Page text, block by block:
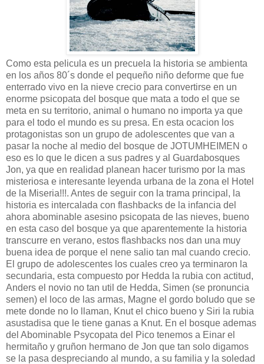
Como esta pelicula es un precuela la historia se ambienta
en los años 80´s donde el pequeño niño deforme que fue
enterrado vivo en la nieve crecio para convertirse en un
enorme psicopata del bosque que mata a todo el que se
meta en su territorio, animal o humano no importa ya que
para el todo el mundo es su presa. En esta ocacion los
protagonistas son un grupo de adolescentes que van a
pasar la noche al medio del bosque de JOTUMHEIMEN o
eso es lo que le dicen a sus padres y al Guardabosques
Jon, ya que en realidad planean hacer turismo por la mas
misteriosa e interesante leyenda urbana de la zona el Hotel
de la Miseria!!!. Antes de seguir con la trama principal, la
historia es intercalada con flashbacks de la infancia del
ahora abominable asesino psicopata de las nieves, bueno
en esta caso del bosque ya que aparentemente la historia
transcurre en verano, estos flashbacks nos dan una muy
buena idea de porque el nene salio tan mal cuando crecio.
El grupo de adolescentes los cuales creo ya terminaron la
secundaria, esta compuesto por Hedda la rubia con actitud,
Anders el novio no tan util de Hedda, Simen (se pronuncia
semen) el loco de las armas, Magne el gordo boludo que se
mete donde no lo llaman, Knut el chico bueno y Siri la rubia
asustadisa que le tiene ganas a Knut. En el bosque ademas
del Abominable Psycopata del Pico tenemos a Einar el
hermitaño y gruñon hermano de Jon que tan solo digamos
se la pasa despreciando al mundo, a su familia y la soledad